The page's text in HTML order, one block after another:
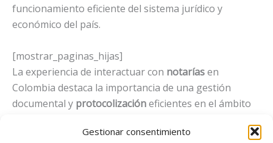
Gestionar consentimiento
funcionamiento eficiente del sistema jurídico y
económico del país.
[mostrar_paginas_hijas]
La experiencia de interactuar con notaríasen
Colombia destaca la importancia de una gestión
documental y protocolizacióneficientes en el ámbito
para garantizar laseguridad jurídicay la
de los